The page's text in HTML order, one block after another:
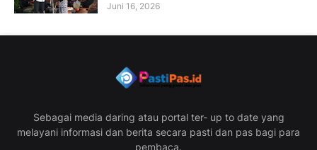
Juni 16, 2026
Sebagai media daring atau portal ter- up to date yang
melayani informasi dan berita secara pasti dan pas bagi para
pembaca.